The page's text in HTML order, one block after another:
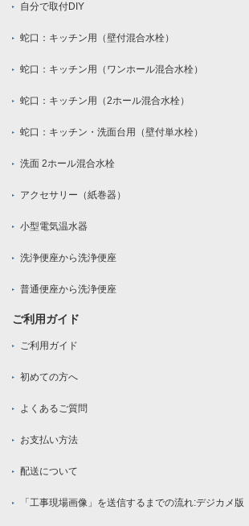
自分で取付DIY
蛇口：キッチン用（壁付混合水栓）
蛇口：キッチン用（ワンホール混合水栓）
蛇口：キッチン用（2ホール混合水栓）
蛇口：キッチン・洗面台用（壁付単水栓）
洗面 2ホール混合水栓
アクセサリー（紙巻器）
小型電気温水器
洗浄便座から洗浄便座
普通便座から洗浄便座
ご利用ガイド
ご利用ガイド
初めての方へ
よくあるご質問
お支払い方法
配送について
「工事現場画像」を送信するまでの流れ:デジカメ版